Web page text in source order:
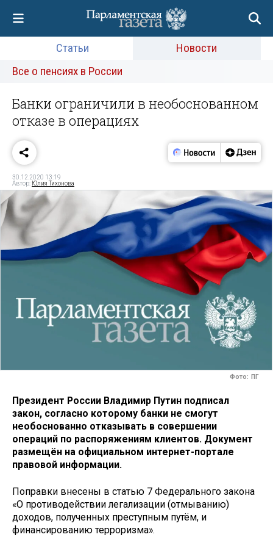
Статьи
Новости
Все о пенсиях в России
Банки ограничили в необоснованном
отказе в операциях
30.12.2020 13:19
Автор: Юлия Тихонова
Фото: ПГ
Президент России Владимир Путин подписал
закон, согласно которому банки не смогут
необоснованно отказывать в совершении
операций по распоряжениям клиентов. Документ
размещён на официальном интернет-портале
правовой информации.
Поправки внесены в статью 7 Федерального закона
«О противодействии легализации (отмыванию)
доходов, полученных преступным путём, и
финансированию терроризма».